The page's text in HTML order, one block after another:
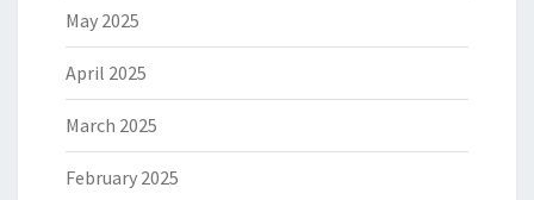
May 2025
April 2025
March 2025
February 2025